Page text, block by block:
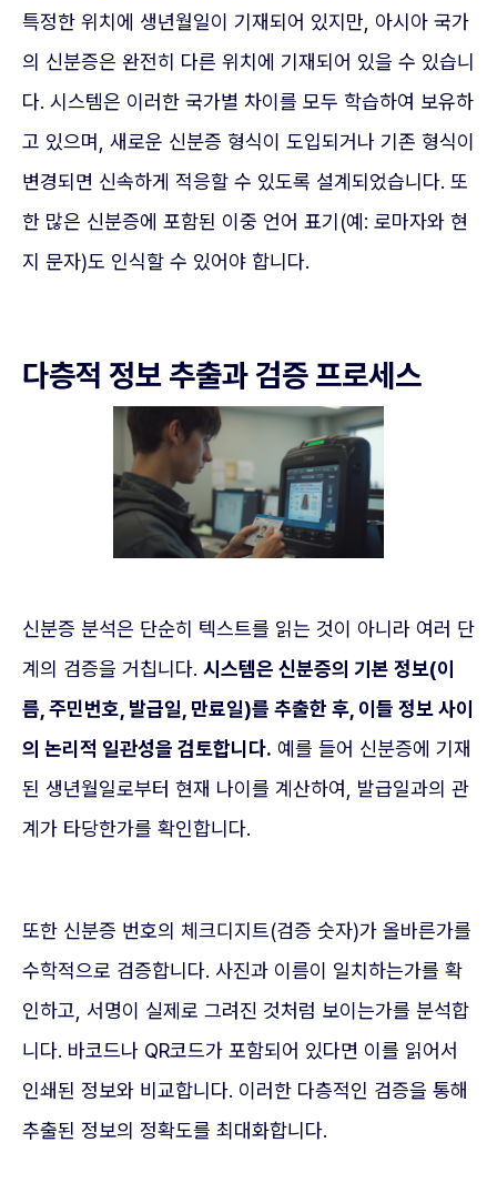
특정한 위치에 생년월일이 기재되어 있지만, 아시아 국가
의 신분증은 완전히 다른 위치에 기재되어 있을 수 있습니
다. 시스템은 이러한 국가별 차이를 모두 학습하여 보유하
고 있으며, 새로운 신분증 형식이 도입되거나 기존 형식이
변경되면 신속하게 적응할 수 있도록 설계되었습니다. 또
한 많은 신분증에 포함된 이중 언어 표기(예: 로마자와 현
지 문자)도 인식할 수 있어야 합니다.
다층적 정보 추출과 검증 프로세스
신분증 분석은 단순히 텍스트를 읽는 것이 아니라 여러 단
계의 검증을 거칩니다. 시스템은 신분증의 기본 정보(이
름, 주민번호, 발급일, 만료일)를 추출한 후, 이들 정보 사이
의 논리적 일관성을 검토합니다. 예를 들어 신분증에 기재
된 생년월일로부터 현재 나이를 계산하여, 발급일과의 관
계가 타당한가를 확인합니다.
또한 신분증 번호의 체크디지트(검증 숫자)가 올바른가를
수학적으로 검증합니다. 사진과 이름이 일치하는가를 확
인하고, 서명이 실제로 그려진 것처럼 보이는가를 분석합
니다. 바코드나 QR코드가 포함되어 있다면 이를 읽어서
인쇄된 정보와 비교합니다. 이러한 다층적인 검증을 통해
추출된 정보의 정확도를 최대화합니다.